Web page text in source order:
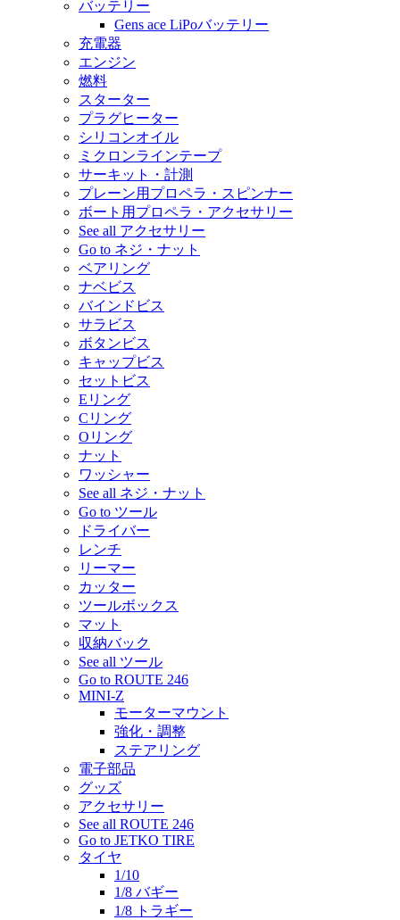
バッテリー
Gens ace LiPoバッテリー
充電器
エンジン
燃料
スターター
プラグヒーター
シリコンオイル
ミクロンラインテープ
サーキット・計測
プレーン用プロペラ・スピンナー
ボート用プロペラ・アクセサリー
See all アクセサリー
Go to ネジ・ナット
ベアリング
ナベビス
バインドビス
サラビス
ボタンビス
キャップビス
セットビス
Eリング
Cリング
Oリング
ナット
ワッシャー
See all ネジ・ナット
Go to ツール
ドライバー
レンチ
リーマー
カッター
ツールボックス
マット
収納バック
See all ツール
Go to ROUTE 246
MINI-Z
モーターマウント
強化・調整
ステアリング
電子部品
グッズ
アクセサリー
See all ROUTE 246
Go to JETKO TIRE
タイヤ
1/10
1/8 バギー
1/8 トラギー